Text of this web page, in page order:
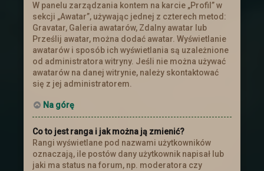
W panelu zarządzania kontem na karcie „Profil” w
sekcji „Awatar”, używając jednej z czterech metod:
Gravatar, Galeria awatarów, Zdalny awatar lub
Prześlij awatar, można dodać awatar. Wyświetlanie
awatarów i sposób ich wyświetlania są uzależnione
od administratora witryny. Jeśli nie można używać
awatarów na danej witrynie, należy skontaktować
się z jej administratorem.
Na górę
Co to jest ranga i jak można ją zmienić?
Rangi wyświetlane pod nazwami użytkowników
oznaczają, ile postów dany użytkownik napisał lub
jaki ma status na forum, np. moderatora czy